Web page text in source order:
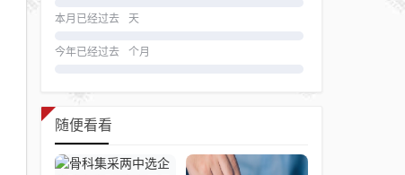
本月已经过去 天
今年已经过去 个月
随便看看